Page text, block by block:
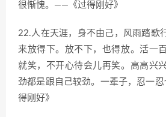
很惭愧。——《过得刚好》
22.人在天涯，身不由己，风雨踏歌
来放得下。放不下，也得放。活一
就笑，不开心待会儿再笑。高高兴
劲都是跟自己较劲。一辈子，忍一
得刚好》